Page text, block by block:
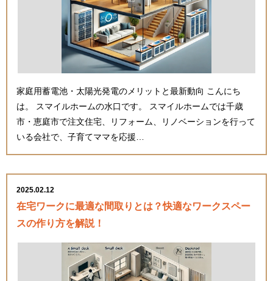
家庭用蓄電池・太陽光発電のメリットと最新動向 こんにち
は。 スマイルホームの水口です。 スマイルホームでは千歳
市・恵庭市で注文住宅、リフォーム、リノベーションを行って
いる会社で、子育てママを応援…
2025.02.12
在宅ワークに最適な間取りとは？快適なワークスペー
スの作り方を解説！